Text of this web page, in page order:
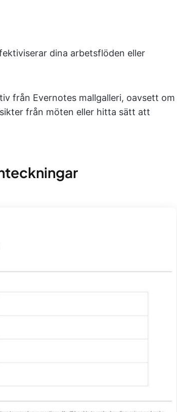
dina arbetsflöden eller
från Evernotes mallgalleri, oavsett om
från möten eller hitta sätt att